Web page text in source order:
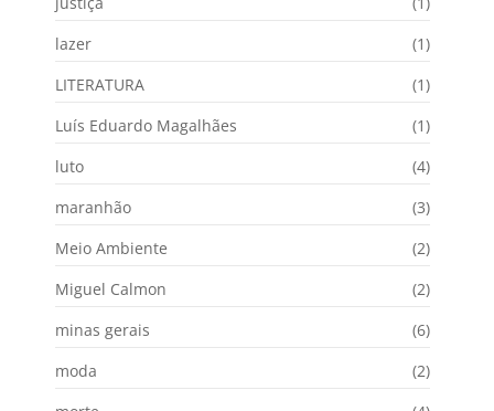
lazer
(1)
LITERATURA
(1)
Luís Eduardo Magalhães
(1)
luto
(4)
maranhão
(3)
Meio Ambiente
(2)
Miguel Calmon
(2)
minas gerais
(6)
moda
(2)